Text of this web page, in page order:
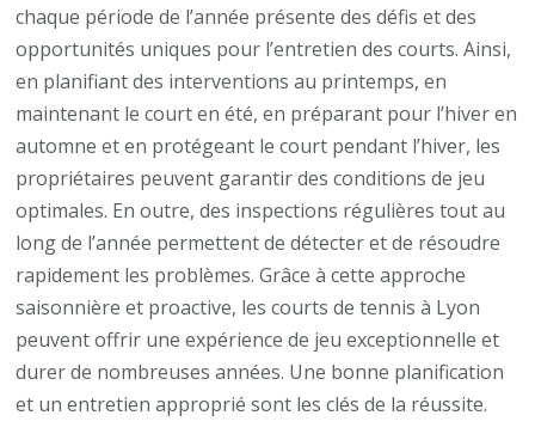
chaque période de l’année présente des défis et des
opportunités uniques pour l’entretien des courts. Ainsi,
en planifiant des interventions au printemps, en
maintenant le court en été, en préparant pour l’hiver en
automne et en protégeant le court pendant l’hiver, les
propriétaires peuvent garantir des conditions de jeu
optimales. En outre, des inspections régulières tout au
long de l’année permettent de détecter et de résoudre
rapidement les problèmes. Grâce à cette approche
saisonnière et proactive, les courts de tennis à Lyon
peuvent offrir une expérience de jeu exceptionnelle et
durer de nombreuses années. Une bonne planification
et un entretien approprié sont les clés de la réussite.